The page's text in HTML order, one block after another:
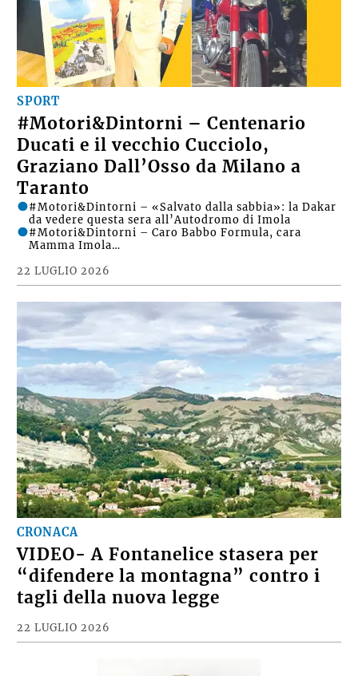
SPORT
#Motori&Dintorni – Centenario
Ducati e il vecchio Cucciolo,
Graziano Dall’Osso da Milano a
Taranto
22 LUGLIO 2026
#Motori&Dintorni – «Salvato dalla sabbia»: la Dakar
da vedere questa sera all’Autodromo di Imola
#Motori&Dintorni – Caro Babbo Formula, cara
Mamma Imola…
CRONACA
VIDEO- A Fontanelice stasera per
“difendere la montagna” contro i
tagli della nuova legge
22 LUGLIO 2026